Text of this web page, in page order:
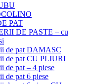
PAT
DE PASTE – cu
de pat DAMASC
de pat CU PLIURI
de pat – 4 piese
de pat 6 piese